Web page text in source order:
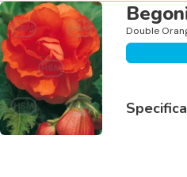
Double